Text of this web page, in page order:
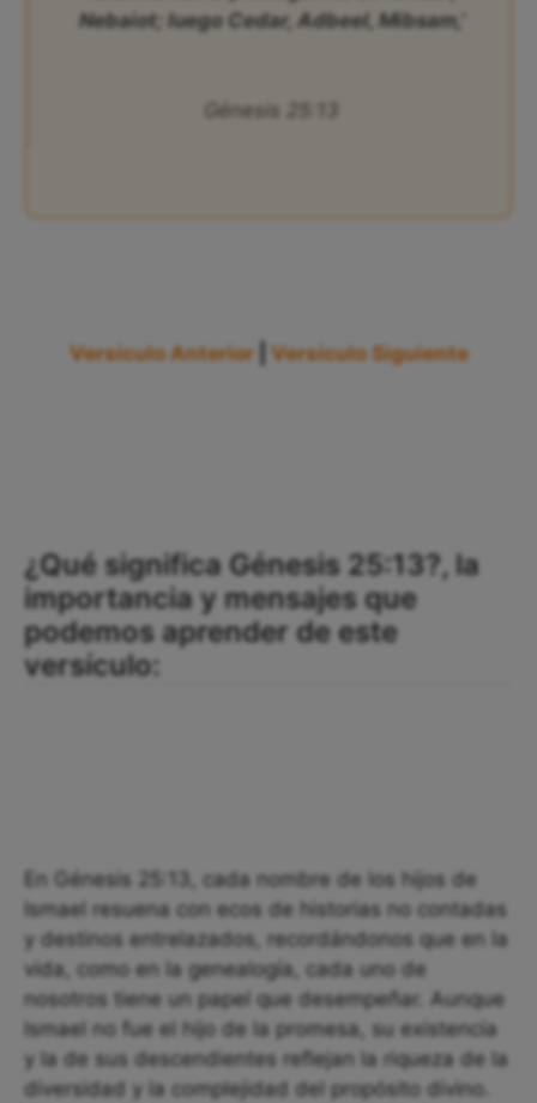
Nebaiot; luego Cedar, Adbeel, Mibsam,’
Génesis 25:13
Versículo Anterior Versículo Siguiente
¿Qué significa Génesis 25:13?, la
importancia y mensajes que
podemos aprender de este
versículo:
En Génesis 25:13, cada nombre de los hijos de
Ismael resuena con ecos de historias no contadas
y destinos entrelazados, recordándonos que en la
vida, como en la genealogía, cada uno de
nosotros tiene un papel que desempeñar. Aunque
Ismael no fue el hijo de la promesa, su existencia
y la de sus descendientes reflejan la riqueza de la
diversidad y la complejidad del propósito divino.